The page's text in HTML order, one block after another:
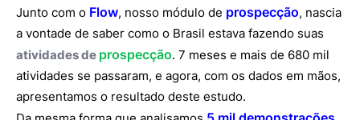
Junto com o Flow, nosso módulo de prospecção, nascia
a vontade de saber como o Brasil estava fazendo suas
atividades de prospecção. 7 meses e mais de 680 mil
atividades se passaram, e agora, com os dados em mãos,
apresentamos o resultado deste estudo.